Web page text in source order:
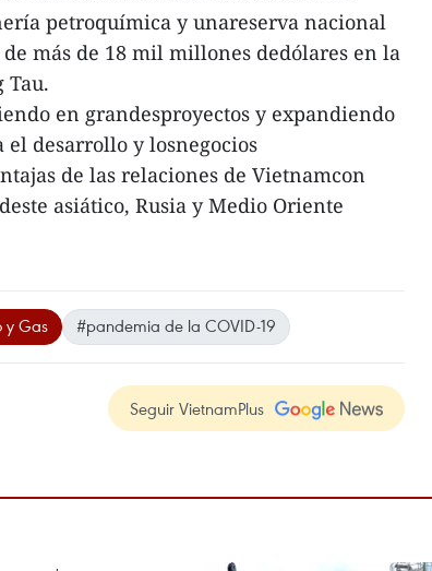
petroquímica y unareserva nacional
más de 18 mil millones dedólares en la
Tau.
en grandesproyectos y expandiendo
desarrollo y losnegocios
de las relaciones de Vietnamcon
asiático, Rusia y Medio Oriente
y Gas #pandemia de la COVID-19
Seguir VietnamPlus